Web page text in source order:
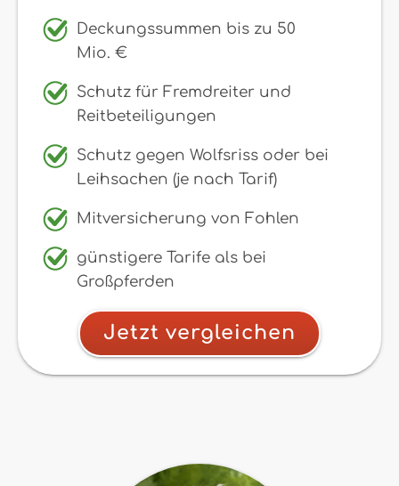
Deckungssummen bis zu 50
Mio. €
Schutz für Fremdreiter und
Reitbeteiligungen
Schutz gegen Wolfsriss oder bei
Leihsachen (je nach Tarif)
Mitversicherung von Fohlen
günstigere Tarife als bei
Großpferden
Jetzt vergleichen